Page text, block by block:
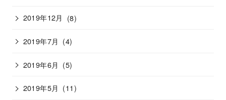
2019年12月 (8)
2019年7月 (4)
2019年6月 (5)
2019年5月 (11)